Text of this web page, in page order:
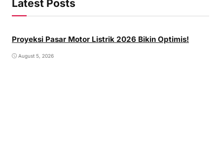
Latest Posts
Proyeksi Pasar Motor Listrik 2026 Bikin Optimis!
August 5, 2026